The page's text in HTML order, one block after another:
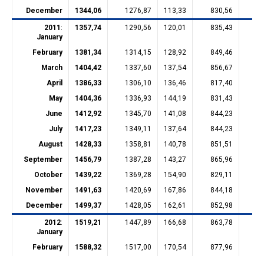
December
1344,06 1276,87 113,33 830,56
2011 :
January
1357,74 1290,56 120,01 835,43
February 1381,34 1314,15 128,92 849,46
March
1404,42 1337,60 137,54 856,67
April
1386,33 1306,10 136,46 817,40
May
1404,36 1336,93 144,19 831,43
June
1412,92 1345,70 141,08 844,23
July
1417,23 1349,11 137,64 844,23
August
1428,33 1358,81 140,78 851,51
September
1456,79 1387,28 143,27 865,96
October
1439,22 1369,28 154,90 829,11
November
1491,63 1420,69 167,86 844,18
December
1499,37 1428,05 162,61 852,98
2012:
January
1519,21 1447,89 166,68 863,78
February 1588,32 1517,00 170,54 877,96